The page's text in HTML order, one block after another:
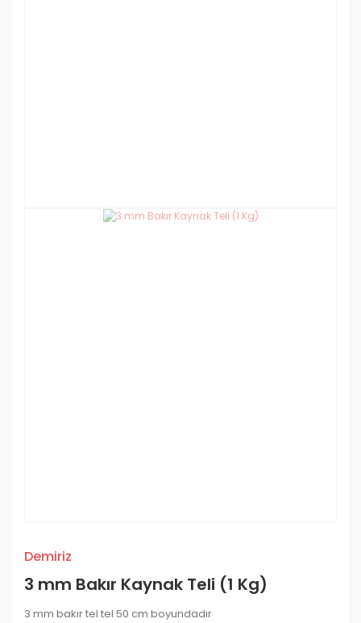
Demiriz
3 mm Bakır Kaynak Teli (1 Kg)
3 mm bakır tel tel 50 cm boyundadır